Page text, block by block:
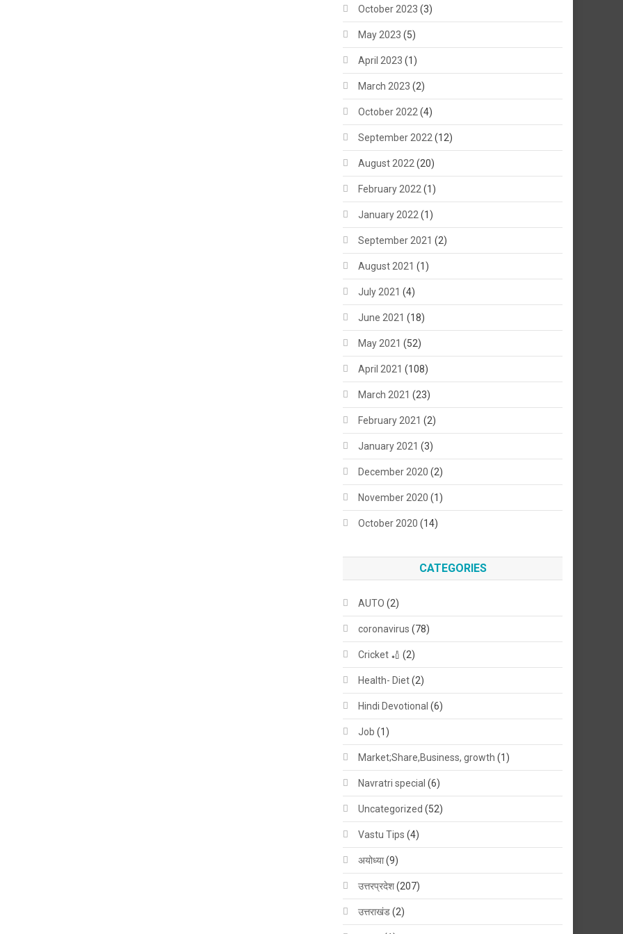
October 2023 (3)
May 2023 (5)
April 2023 (1)
March 2023 (2)
October 2022 (4)
September 2022 (12)
August 2022 (20)
February 2022 (1)
January 2022 (1)
September 2021 (2)
August 2021 (1)
July 2021 (4)
June 2021 (18)
May 2021 (52)
April 2021 (108)
March 2021 (23)
February 2021 (2)
January 2021 (3)
December 2020 (2)
November 2020 (1)
October 2020 (14)
CATEGORIES
AUTO (2)
coronavirus (78)
Cricket 🏏 (2)
Health- Diet(2)
Hindi Devotional (6)
Job (1)
Market;Share,Business, growth (1)
Navratri special (6)
Uncategorized (52)
Vastu Tips (4)
अयोध्या(9)
उत्तरप्रदेश(207)
उत्तराखंड(2)